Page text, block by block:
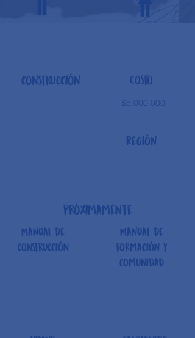
construcción Costo
$5.000.000
Región
próximamente
Manual de
construcción
Manual de
formación y
comunidad